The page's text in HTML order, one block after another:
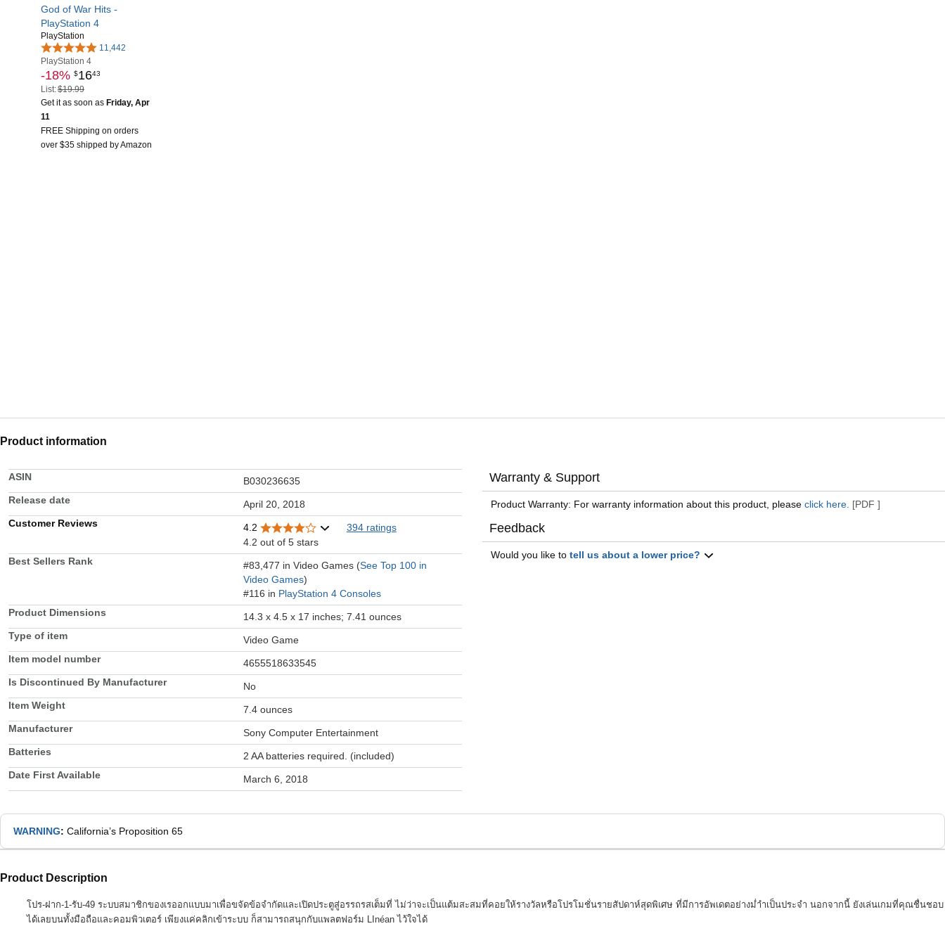
God of War Hits -
PlayStation 4
PlayStation
11,442
PlayStation 4
-18% $1643
List:$19.99
Get it as soon as Friday, Apr
11
FREE Shipping on orders
over $35 shipped by Amazon
Product information
ASIN
B030236635
Release date
April 20, 2018
Customer Reviews
4.2
394 ratings
4.2 out of 5 stars
Best Sellers Rank
#83,477 in Video Games (See Top 100 in
Video Games)
#116 in PlayStation 4 Consoles
Product Dimensions
14.3 x 4.5 x 17 inches; 7.41 ounces
Type of item
Video Game
Item model number
4655518633545
Is Discontinued By Manufacturer
No
Item Weight
7.4 ounces
Manufacturer
Sony Computer Entertainment
Batteries
2 AA batteries required. (included)
Date First Available
March 6, 2018
Warranty & Support
Product Warranty: For warranty information about this product, pleaseclick here. [PDF ]
Feedback
Would you like totell us about a lower price?
WARNING: California’s Proposition 65
Product Description
โปร-ฝาก-1-รับ-49 ระบบสมาชิกของเรออกแบบมาเพื่อขจัดข้อจำกัดและเปิดประตูสู่อรรถรสเต็มที่ ไม่ว่าจะเป็นแต้มสะสมที่คอยให้รางวัลหรือโปรโมชั่นรายสัปดาห์สุดพิเศษ ที่มีการอัพเดตอย่างม่ำำเป็นประจำ นอกจากนี้ ยังเล่นเกมที่คุณชื่นชอบ
ได้เลยบนทั้งมือถือและคอมพิวเตอร์ เพียงแค่คลิกเข้าระบบ ก็สามารถสนุกกับแพลตฟอร์ม LInéan ไว้ใจได้